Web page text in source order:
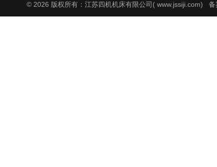
© 2026 版权所有：江苏四机机床有限公司( www.jssiji.com) 备